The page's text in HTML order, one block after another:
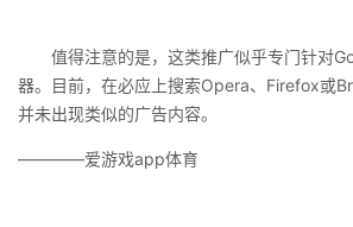
值得注意的是，这类推广似乎专门针对
器。目前，在必应上搜索Opera、Firefox或
并未出现类似的广告内容。
————爱游戏app体育